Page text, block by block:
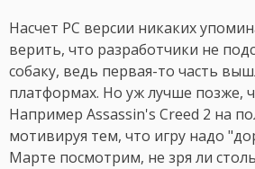
Насчет PC версии никаких
верить, что разработчики не
собаку, ведь первая-то часть
платформах. Но уж лучше позже,
Например Assassin's Creed 2 на
мотивируя тем, что игру надо
Марте посмотрим, не зря ли